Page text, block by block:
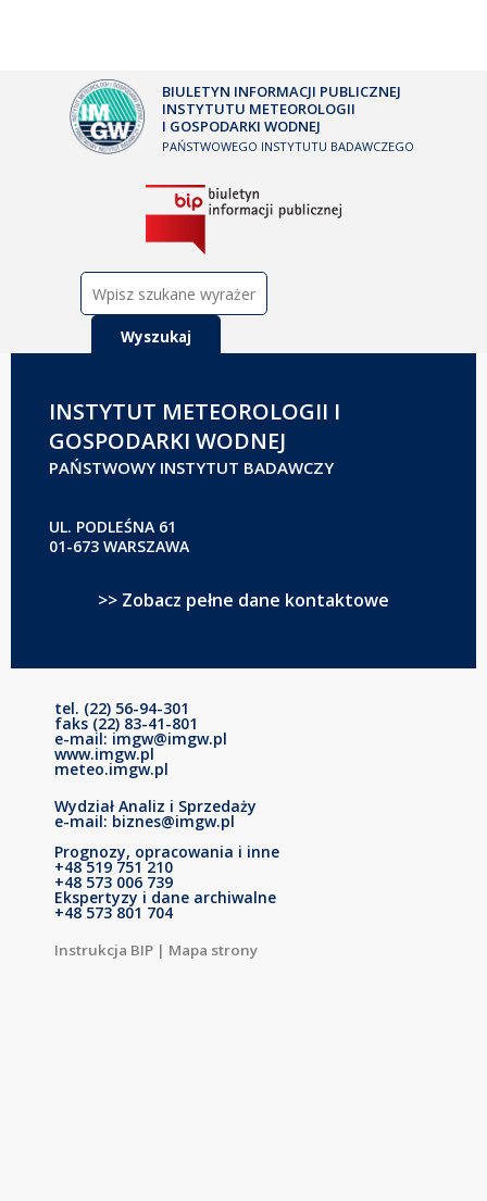
BIULETYN INFORMACJI PUBLICZNEJ
INSTYTUTU METEOROLOGII
I GOSPODARKI WODNEJ
PAŃSTWOWEGO INSTYTUTU BADAWCZEGO
INSTYTUT METEOROLOGII I
GOSPODARKI WODNEJ
PAŃSTWOWY INSTYTUT BADAWCZY
UL. PODLEŚNA 61
01-673 WARSZAWA
>> Zobacz pełne dane kontaktowe
tel. (22) 56-94-301
faks (22) 83-41-801
e-mail: imgw@imgw.pl
www.imgw.pl
meteo.imgw.pl
Wydział Analiz i Sprzedaży
e-mail: biznes@imgw.pl
Prognozy, opracowania i inne
+48 519 751 210
+48 573 006 739
Ekspertyzy i dane archiwalne
+48 573 801 704
Instrukcja BIP | Mapa strony